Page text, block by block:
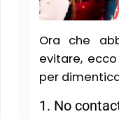
Ora che
evitare,
per
1. No